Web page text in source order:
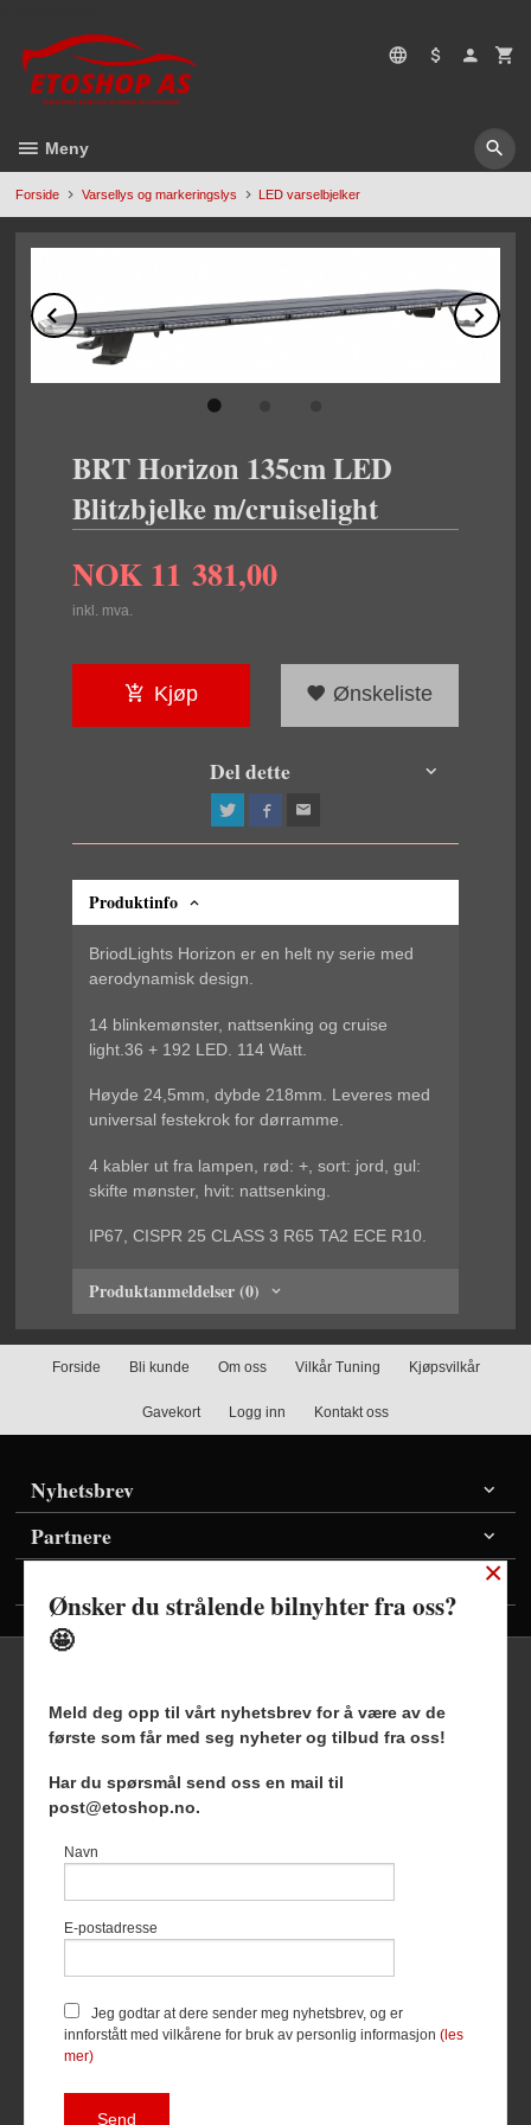
til
innholdet
Meny
Forside Varsellys og markeringslys LED varselbjelker
Prev
BRT Horizon 135cm LED
Blitzbjelke m/cruiselight
NOK 11 381,00
inkl. mva.
Kjøp Ønskeliste
Del dette
Produktinfo
BriodLights Horizon er en helt ny serie med
aerodynamisk design.
14 blinkemønster, nattsenking og cruise
light.36 + 192 LED. 114 Watt.
Høyde 24,5mm, dybde 218mm. Leveres med
universal festekrok for dørramme.
4 kabler ut fra lampen, rød: +, sort: jord, gul:
skifte mønster, hvit: nattsenking.
IP67, CISPR 25 CLASS 3 R65 TA2 ECE R10.
Produktanmeldelser (0)
Forside Bli kunde Om oss Vilkår Tuning Kjøpsvilkår
Gavekort Logg inn Kontakt oss
Nyhetsbrev
Partnere
Frakt Kjøpsbetingelser Sikkerhet og personvern
Nyhetsbrev Blogg
Foretaksregisteret 927127954
du får en bedre kjøpsopplevelse og
bruker cookies hovedsaklig til å
hva du har puttet i handlekurven
din. Fortsett å bruke siden som
mer
×
Ønsker du strålende bilnyhter fra oss?
🤩
Meld deg opp til vårt nyhetsbrev for å være av de
første som får med seg nyheter og tilbud fra oss!
Har du spørsmål send oss en mail til
post@etoshop.no.
Navn
E-postadresse
Jeg godtar at dere sender meg nyhetsbrev, og er
innforstått med vilkårene for bruk av personlig informasjon(les
mer)